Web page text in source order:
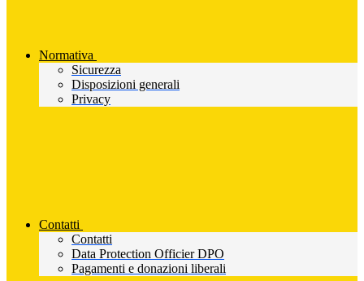
Normativa
Sicurezza
Disposizioni generali
Privacy
Contatti
Contatti
Data Protection Officier DPO
Pagamenti e donazioni liberali